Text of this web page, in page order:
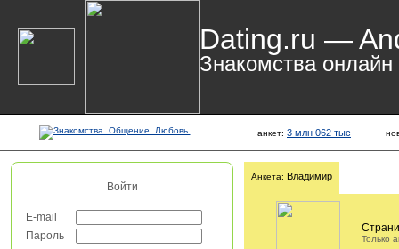
Dating.ru —
Знакомства онлайн
анкет: 3 млн 062 тыс
Войти
E-mail
Пароль
Анкета: Владимир
Только